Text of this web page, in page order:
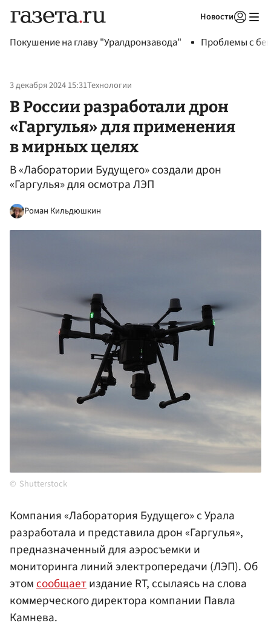
Новости
Покушение на главу "Уралдронзавода" Проблемы с
3 декабря 2024 15:31Технологии
В России разработали дрон
«Гаргулья» для применения
в мирных целях
В «Лаборатории Будущего» создали дрон
«Гаргулья» для осмотра ЛЭП
Роман Кильдюшкин
Shutterstock
Компания «Лаборатория Будущего» с Урала
разработала и представила дрон «Гаргулья»,
предназначенный для аэросъемки и
мониторинга линий электропередачи (ЛЭП). Об
этомсообщаетиздание RT, ссылаясь на слова
коммерческого директора компании Павла
Камнева.